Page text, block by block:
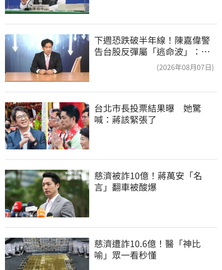
下週恐跌破半年線！陳嘉偉警
告台股反彈屬「逃命波」：空
(2026年08月07日)
台北市長投票結果曝　她驚
喊：蔣該緊張了
慈濟被詐10億！蔣萬安「名
言」翻車被酸爆
慈濟遭詐10.6億！醫「神比
喻」眾一看秒懂